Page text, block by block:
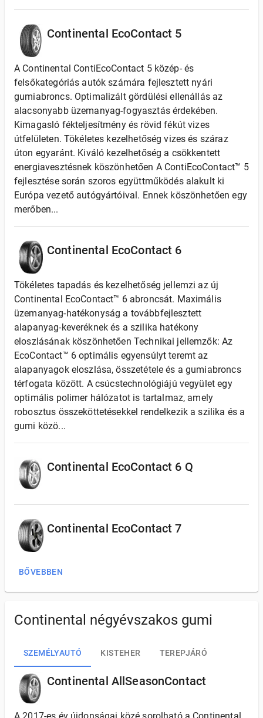
Continental EcoContact 5
A Continental ContiEcoContact 5 közép- és
felsőkategóriás autók számára fejlesztett nyári
gumiabroncs. Optimalizált gördülési ellenállás az
alacsonyabb üzemanyag-fogyasztás érdekében.
Kimagasló fékteljesítmény és rövid fékút vizes
útfelületen. Tökéletes kezelhetőség vizes és száraz
úton egyaránt. Kiváló kezelhetőség a csökkentett
energiavesztésnek köszönhetően A ContiEcoContact™ 5
fejlesztése során szoros együttműködés alakult ki
Európa vezető autógyártóival. Ennek köszönhetően egy
merőben...
Continental EcoContact 6
Tökéletes tapadás és kezelhetőség jellemzi az új
Continental EcoContact™ 6 abroncsát. Maximális
üzemanyag-hatékonyság a továbbfejlesztett
alapanyag-keveréknek és a szilika hatékony
eloszlásának köszönhetően Technikai jellemzők: Az
EcoContact™ 6 optimális egyensúlyt teremt az
alapanyagok eloszlása, összetétele és a gumiabroncs
térfogata között. A csúcstechnológiájú vegyület egy
optimális polimer hálózatot is tartalmaz, amely
robosztus összeköttetésekkel rendelkezik a szilika és a
gumi közö...
Continental EcoContact 6 Q
Continental EcoContact 7
BŐVEBBEN
Continental négyévszakos gumi
SZEMÉLYAUTÓ KISTEHER TEREPJÁRÓ
Continental AllSeasonContact